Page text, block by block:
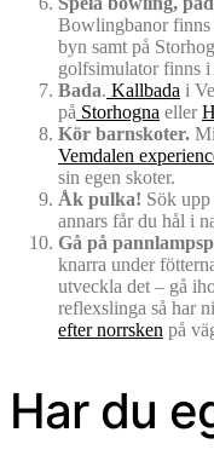
Bowlingbanor finns
byn samt på
golfsimulator finns i
Bada. Kallbada i
på Storhogna eller
Kör barnskoter.
Vemdalen
sin egen skoter.
Åk pulka! Sök
annars får du hål i
Gå på
knarra under
utveckla det – gå
reflexslinga så har
efter norrsken på
Har du